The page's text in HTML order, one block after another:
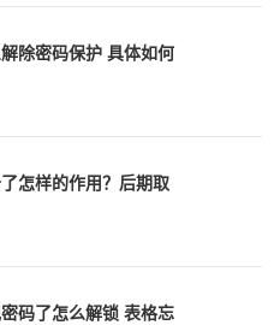
除密码保护 具体如何
怎样的作用？后期取
码了怎么解锁 表格忘